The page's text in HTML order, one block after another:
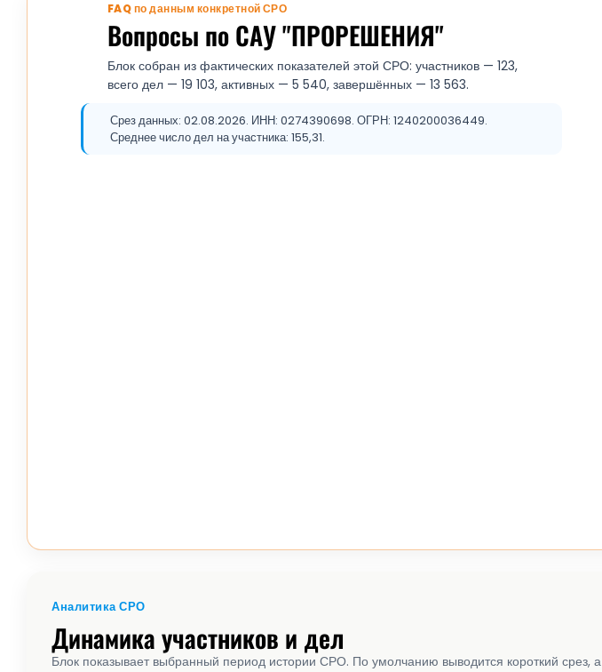
FAQ по данным конкретной СРО
Вопросы по САУ "ПРОРЕШЕНИЯ"
Блок собран из фактических показателей этой СРО: участников — 123,
всего дел — 19 103, активных — 5 540, завершённых — 13 563.
Срез данных: 02.08.2026. ИНН: 0274390698. ОГРН: 1240200036449.
Среднее число дел на участника: 155,31.
Аналитика СРО
Динамика участников и дел
Блок показывает выбранный период истории СРО. По умолчанию выводится короткий срез,